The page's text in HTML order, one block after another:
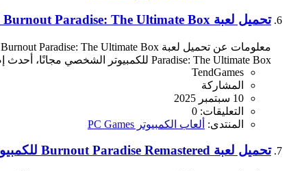
تحميل لعبة Burnout Paradise: The Ultimate Box للكمبيوتر مجانا اخر اصدار
Paradise: The Ultimate Box للكمبيوتر الشخصي مجانًا، أحدث إصدار، هو الخيار الأمثل لك. تُعد هذه اللعبة من أفضل...
TendGames
المشاركة
10 سبتمبر 2025
التعليقات: 0
المنتدى: ألعاب الكمبيوتر PC Games
تحميل لعبة Burnout Paradise Remastered للكمبيوتر مجانا اخر اصدار